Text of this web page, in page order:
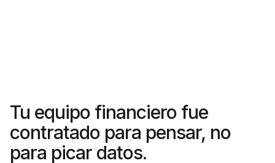
Tu equipo financiero fue
contratado para pensar, no
para picar datos.